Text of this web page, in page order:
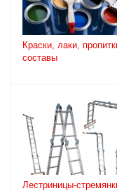
Краски, лаки,
составы
Лестриницы-